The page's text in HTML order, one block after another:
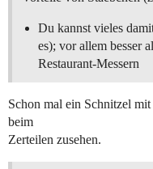
Du kannst vieles
es); vor allem besser
Restaurant-Messern
Schon mal ein Schnitzel
beim
Zerteilen zusehen.